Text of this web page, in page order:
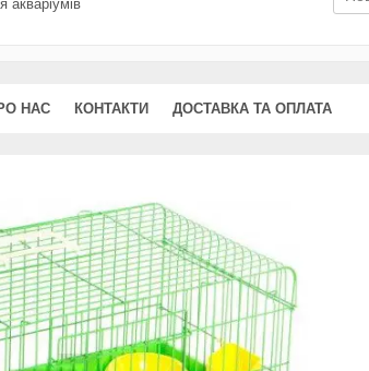
акваріумів
НАС КОНТАКТИ ДОСТАВКА ТА ОПЛАТА